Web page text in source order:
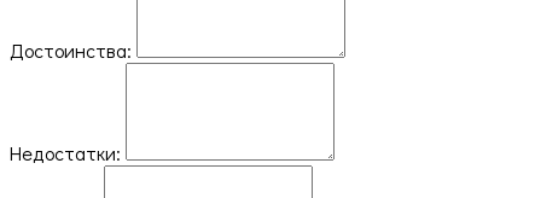
Достоинства:
Недостатки: